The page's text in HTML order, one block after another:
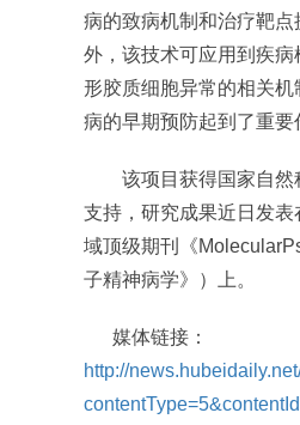
病的致病机制和治疗靶
外，该技术可应用到疾病
形胶质细胞异常的相关
病的早期预防起到了重要
该项目获得国家自然
支持，研究成果近日发
域顶级期刊《
子精神病学》）上。
媒体链接：
http://